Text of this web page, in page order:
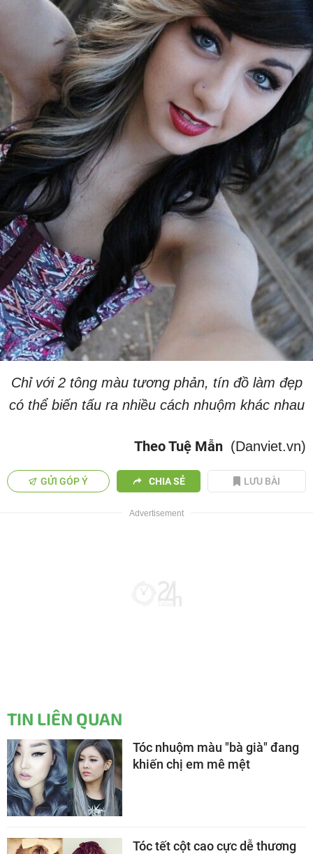
Chỉ với 2 tông màu tương phản, tín đồ làm đẹp
có thể biến tấu ra nhiều cách nhuộm khác nhau
Theo Tuệ Mẫn (Danviet.vn)
GỬI GÓP Ý CHIA SẺ LƯU BÀI
TIN LIÊN QUAN
Tóc nhuộm màu "bà già" đang
khiến chị em mê mệt
Tóc tết cột cao cực dễ thương